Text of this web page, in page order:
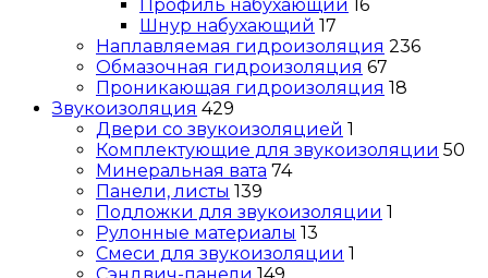
Профиль набухающий 16
Шнур набухающий 17
Наплавляемая гидроизоляция 236
Обмазочная гидроизоляция 67
Проникающая гидроизоляция 18
Звукоизоляция 429
Двери со звукоизоляцией 1
Комплектующие для звукоизоляции 50
Минеральная вата 74
Панели, листы 139
Подложки для звукоизоляции 1
Рулонные материалы 13
Смеси для звукоизоляции 1